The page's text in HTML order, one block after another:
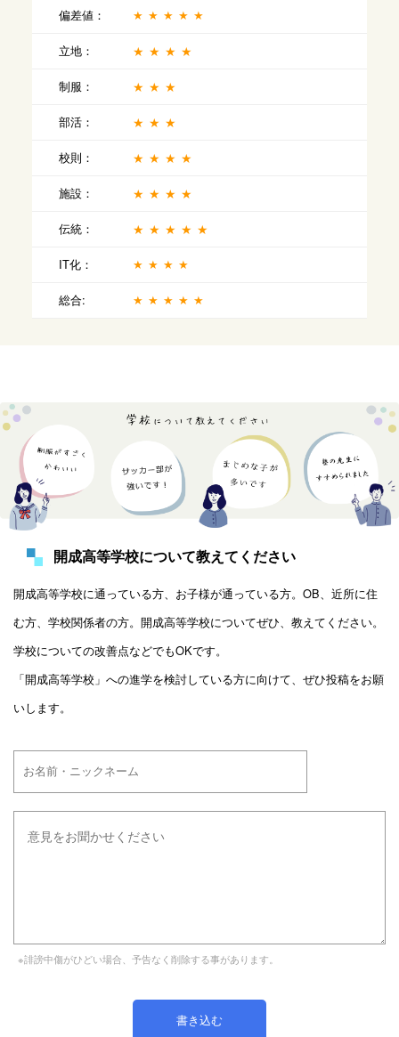
偏差値： ★★★★★
立地： ★★★★
制服： ★★★
部活： ★★★
校則： ★★★★
施設： ★★★★
伝統： ★★★★★
IT化： ★★★★
総合: ★★★★★
開成高等学校について教えてください
開成高等学校に通っている方、お子様が通っている方。OB、近所に住
む方、学校関係者の方。開成高等学校についてぜひ、教えてください。
学校についての改善点などでもOKです。
「開成高等学校」への進学を検討している方に向けて、ぜひ投稿をお願
いします。
※誹謗中傷がひどい場合、予告なく削除する事があります。